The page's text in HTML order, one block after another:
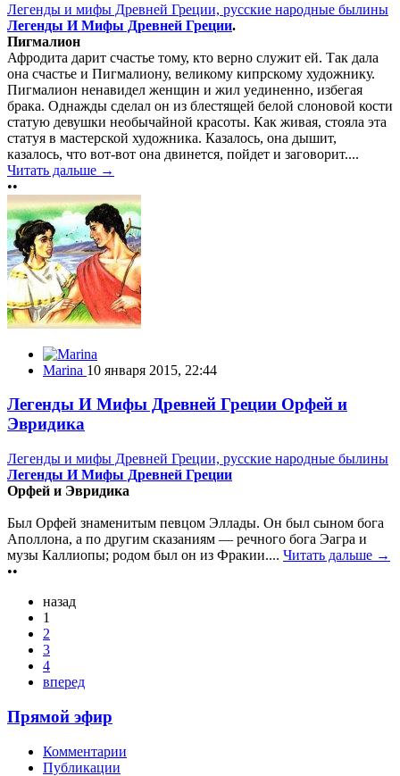
Легенды и мифы Древней Греции, русские народные былины
Легенды И Мифы Древней Греции.
Пигмалион
Афродита дарит счастье тому, кто верно служит ей. Так дала
она счастье и Пигмалиону, великому кипрскому художнику.
Пигмалион ненавидел женщин и жил уединенно, избегая
брака. Однажды сделал он из блестящей белой слоновой кости
статую девушки необычайной красоты. Как живая, стояла эта
статуя в мастерской художника. Казалось, она дышит,
казалось, что вот-вот она двинется, пойдет и заговорит....
Читать дальше →
••
Marina 10 января 2015, 22:44
Легенды И Мифы Древней Греции Орфей и
Эвридика
Легенды и мифы Древней Греции, русские народные былины
Легенды И Мифы Древней Греции
Орфей и Эвридика
Был Орфей знаменитым певцом Эллады. Он был сыном бога
Аполлона, а по другим сказаниям — речного бога Эагра и
музы Каллиопы; родом был он из Фракии.... Читать дальше →
••
назад
1
2
3
4
вперед
Прямой эфир
Комментарии
Публикации